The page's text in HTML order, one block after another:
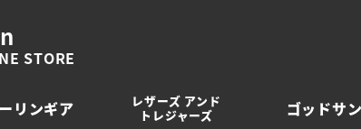
STORE
リンギア
レザーズ アンド
トレジャーズ
ゴッドサ